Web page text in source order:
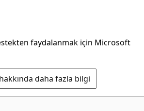
faydalanmak için Microsoft
daha fazla bilgi